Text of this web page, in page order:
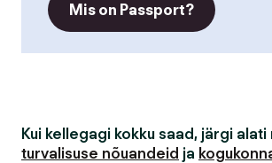
Mis on Passport?
Kui kellegagi kokku saad, järgi alati
turvalisuse nõuandeid ja